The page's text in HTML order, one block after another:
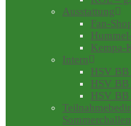
Ausstattung
Fan-
Kempa-
Intern
HSV BB
HSV
HSV BB